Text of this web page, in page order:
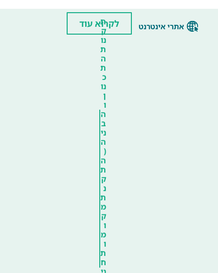
אתרי אינטרנט
ת
ק
נו
ת
ה
ת
כ
נו
ן
ו
ה
ב
ני
ה
(
ה
ת
ק
נ
ת
מ
ק
ו
מ
ו
ת
ח
לקרוא עוד